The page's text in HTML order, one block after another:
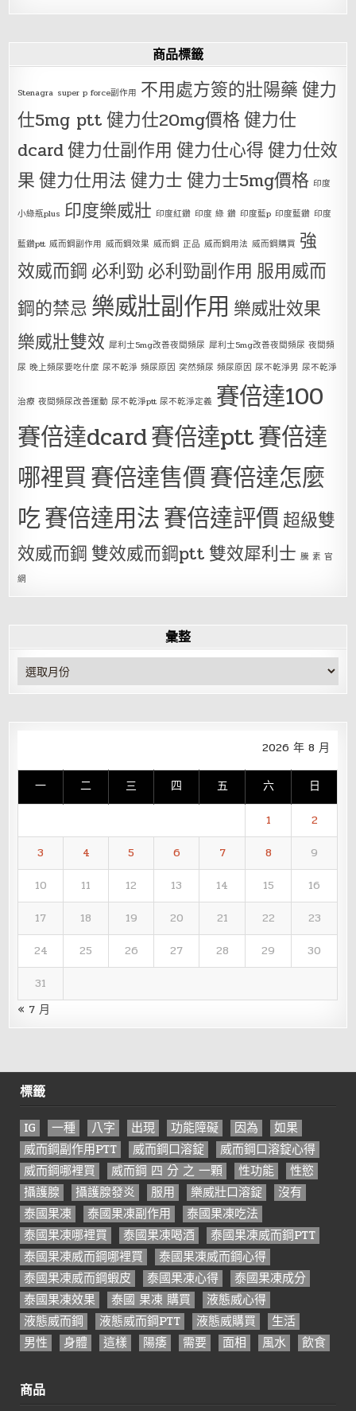
商品標籤
Stenagra super p force副作用 不用處方簽的壯陽藥健力
仕5mg ptt健力仕20mg價格健力仕
dcard健力仕副作用 健力仕心得健力仕效
果健力仕用法健力士健力士5mg價格 印度
小綠瓶plus 印度樂威壯 印度紅鑽 印度 綠 鑽 印度藍p 印度藍鑽 印度
藍鑽ptt 威而鋼副作用 威而鋼效果 威而鋼 正品 威而鋼用法 威而鋼購買 強
效威而鋼 必利勁 必利勁副作用 服用威而
鋼的禁忌 樂威壯副作用 樂威壯效果
樂威壯雙效 犀利士5mg改善夜間頻尿 犀利士5mg改善夜間頻尿 夜間頻
尿 晚上頻尿要吃什麼 尿不乾淨 頻尿原因 突然頻尿 頻尿原因 尿不乾淨男 尿不乾淨
治療 夜間頻尿改善運動 尿不乾淨ptt 尿不乾淨定義 賽倍達100
賽倍達dcard賽倍達ptt賽倍達
哪裡買賽倍達售價賽倍達怎麼
吃賽倍達用法賽倍達評價超級雙
效威而鋼 雙效威而鋼ptt 雙效犀利士 騰 素 官
網
彙整
彙
整
2026 年 8 月
一 二 三 四 五 六 日
1
2
3
4 5 6 7 8
9
10
11 12 13 14 15
16
17
18 19 20 21 22
23
24
25 26 27 28 29
30
31
« 7 月
標籤
IG 一種 八字 出現 功能障礙 因為
如果
威而鋼副作用PTT
威而鋼口溶錠
威而鋼口溶錠心得
威而鋼哪裡買
威而鋼 四 分 之 一顆 性功能
性慾
攝護腺
攝護腺發炎 服用 樂威壯口溶錠
沒有
泰國果凍
泰國果凍副作用
泰國果凍吃法
泰國果凍哪裡買
泰國果凍喝酒
泰國果凍威而鋼PTT
泰國果凍威而鋼哪裡買
泰國果凍威而鋼心得
泰國果凍威而鋼蝦皮
泰國果凍心得
泰國果凍成分
泰國果凍效果
泰國 果凍 購買
液態威心得
液態威而鋼
液態威而鋼PTT 液態威購買
生活
男性
身體 這樣 陽痿 需要 面相 風水 飲食
商品